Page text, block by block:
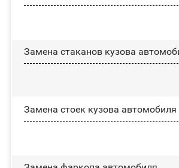
Замена стаканов кузова
Замена стоек кузова автомобиля